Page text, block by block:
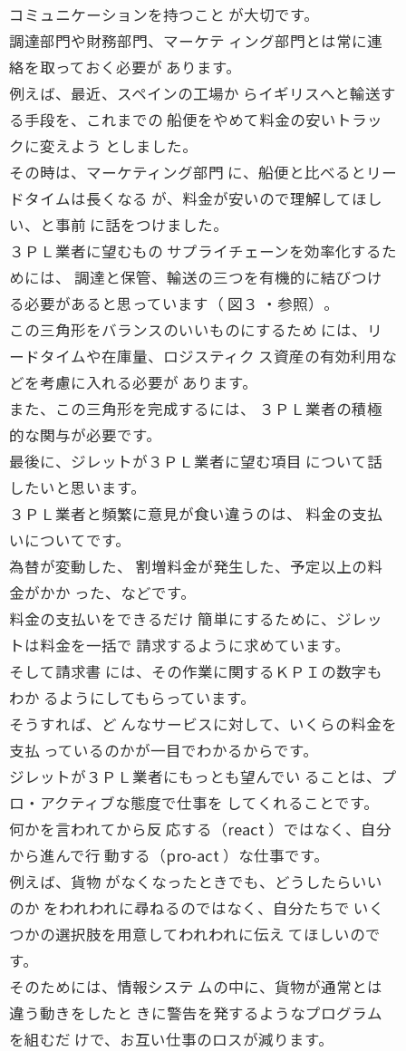
コミュニケーションを持つこと が大切です。
調達部門や財務部門、マーケテ ィング部門とは常に連
絡を取っておく必要が あります。
例えば、最近、スペインの工場か らイギリスへと輸送す
る手段を、これまでの 船便をやめて料金の安いトラッ
クに変えよう としました。
その時は、マーケティング部門 に、船便と比べるとリー
ドタイムは長くなる が、料金が安いので理解してほし
い、と事前 に話をつけました。
３ＰＬ業者に望むもの サプライチェーンを効率化するた
めには、 調達と保管、輸送の三つを有機的に結びつけ
る必要があると思っています（ 図３ ・参照）。
この三角形をバランスのいいものにするため には、リ
ードタイムや在庫量、ロジスティク ス資産の有効利用な
どを考慮に入れる必要が あります。
また、この三角形を完成するには、 ３ＰＬ業者の積極
的な関与が必要です。
最後に、ジレットが３ＰＬ業者に望む項目 について話
したいと思います。
３ＰＬ業者と頻繁に意見が食い違うのは、 料金の支払
いについてです。
為替が変動した、 割増料金が発生した、予定以上の料
金がかか った、などです。
料金の支払いをできるだけ 簡単にするために、ジレッ
トは料金を一括で 請求するように求めています。
そして請求書 には、その作業に関するＫＰＩの数字も
わか るようにしてもらっています。
そうすれば、ど んなサービスに対して、いくらの料金を
支払 っているのかが一目でわかるからです。
ジレットが３ＰＬ業者にもっとも望んでい ることは、プ
ロ・アクティブな態度で仕事を してくれることです。
何かを言われてから反 応する（react ）ではなく、自分
から進んで行 動する（pro-act ）な仕事です。
例えば、貨物 がなくなったときでも、どうしたらいい
のか をわれわれに尋ねるのではなく、自分たちで いく
つかの選択肢を用意してわれわれに伝え てほしいので
す。
そのためには、情報システ ムの中に、貨物が通常とは
違う動きをしたと きに警告を発するようなプログラム
を組むだ けで、お互い仕事のロスが減ります。